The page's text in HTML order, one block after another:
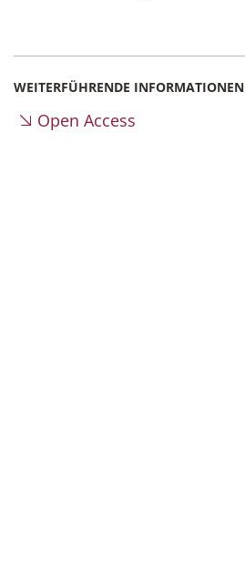
WEITERFÜHRENDE INFORMATIONEN
Open Access